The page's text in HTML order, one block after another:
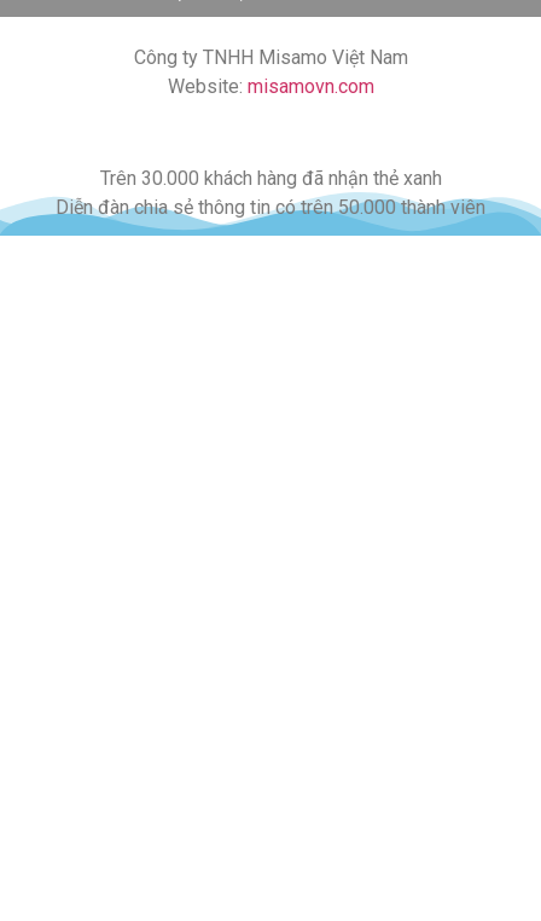
Công ty TNHH Misamo Việt Nam
Website: misamovn.com
Trên 30.000 khách hàng đã nhận thẻ xanh
Diễn đàn chia sẻ thông tin có trên 50.000 thành viên